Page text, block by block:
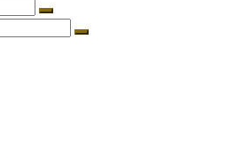
Suchen …
Suchen …